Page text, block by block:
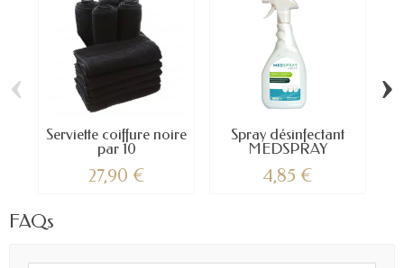
Serviette coiffure noire
par 10
27,90 €
Spray désinfectant
MEDSPRAY
4,85 €
‹ ›
FAQs